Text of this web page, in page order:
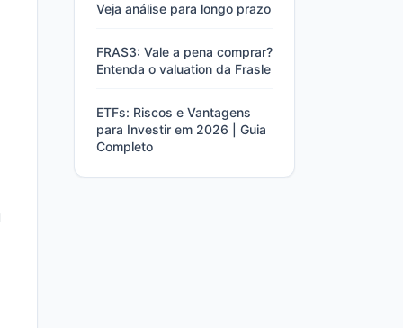
Veja análise para longo prazo
FRAS3: Vale a pena comprar?
Entenda o valuation da Frasle
ETFs: Riscos e Vantagens
para Investir em 2026 | Guia
Completo